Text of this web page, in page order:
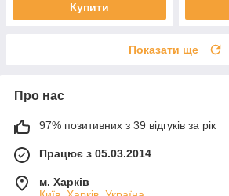
Купити
Показати ще
Про нас
97% позитивних з 39 відгуків за рік
Працює з 05.03.2014
м. Харків